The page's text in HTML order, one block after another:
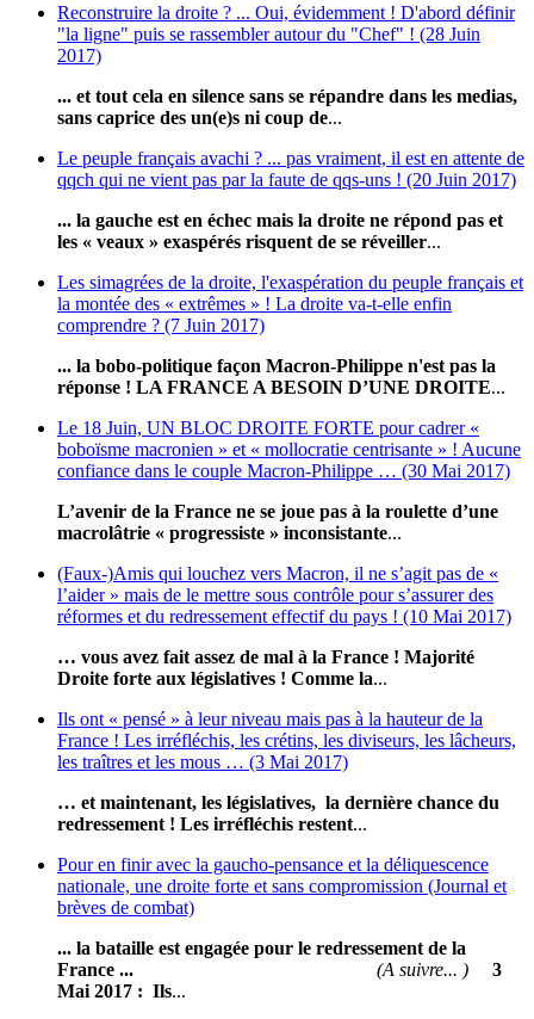
Reconstruire la droite ? ... Oui, évidemment ! D'abord définir
"la ligne" puis se rassembler autour du "Chef" ! (28 Juin
2017)
... et tout cela en silence sans se répandre dans les medias,
sans caprice des un(e)s ni coup de...
Le peuple français avachi ? ... pas vraiment, il est en attente de
qqch qui ne vient pas par la faute de qqs-uns ! (20 Juin 2017)
... la gauche est en échec mais la droite ne répond pas et
les « veaux » exaspérés risquent de se réveiller...
Les simagrées de la droite, l'exaspération du peuple français et
la montée des « extrêmes » ! La droite va-t-elle enfin
comprendre ? (7 Juin 2017)
... la bobo-politique façon Macron-Philippe n'est pas la
réponse ! LA FRANCE A BESOIN D’UNE DROITE...
Le 18 Juin, UN BLOC DROITE FORTE pour cadrer «
boboïsme macronien » et « mollocratie centrisante » ! Aucune
confiance dans le couple Macron-Philippe … (30 Mai 2017)
L’avenir de la France ne se joue pas à la roulette d’une
macrolâtrie « progressiste » inconsistante...
(Faux-)Amis qui louchez vers Macron, il ne s’agit pas de «
l’aider » mais de le mettre sous contrôle pour s’assurer des
réformes et du redressement effectif du pays ! (10 Mai 2017)
… vous avez fait assez de mal à la France ! Majorité
Droite forte aux législatives ! Comme la...
Ils ont « pensé » à leur niveau mais pas à la hauteur de la
France ! Les irréfléchis, les crétins, les diviseurs, les lâcheurs,
les traîtres et les mous … (3 Mai 2017)
… et maintenant, les législatives, la dernière chance du
redressement ! Les irréfléchis restent...
Pour en finir avec la gaucho-pensance et la déliquescence
nationale, une droite forte et sans compromission (Journal et
brèves de combat)
... la bataille est engagée pour le redressement de la
France ...
(A suivre... )
3
Mai 2017 : Ils...